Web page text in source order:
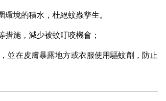
境的積水，杜絕蚊蟲孳生。
施，減少被蚊叮咬機會；
並在皮膚暴露地方或衣服使用驅蚊劑，防止